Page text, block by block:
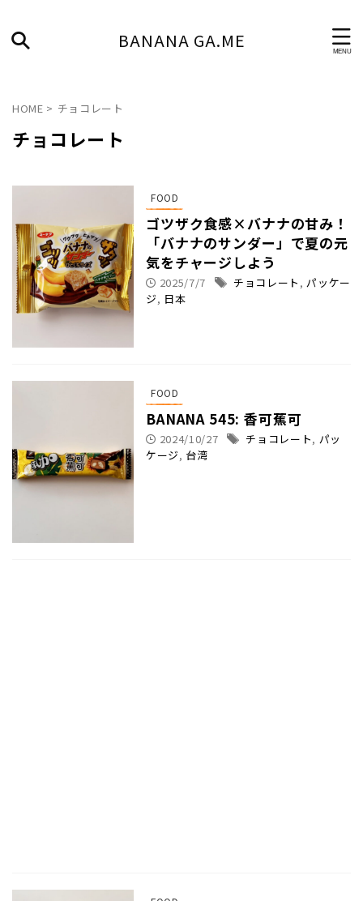
BANANA GA.ME
HOME > チョコレート
チョコレート
FOOD
ゴツザク食感×バナナの甘み！
「バナナのサンダー」で夏の元
気をチャージしよう
2025/7/7 チョコレート ,パッケー
ジ, 日本
FOOD
BANANA 545: 香可蕉可
2024/10/27 チョコレート, パッ
ケージ, 台湾